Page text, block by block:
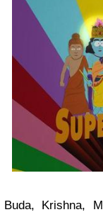
Buda, Krishna,